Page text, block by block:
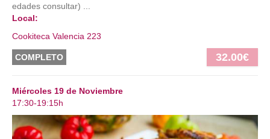
edades consultar) ...
Local:
Cookiteca Valencia 223
COMPLETO 32.00€
Miércoles 19 de Noviembre
17:30-19:15h